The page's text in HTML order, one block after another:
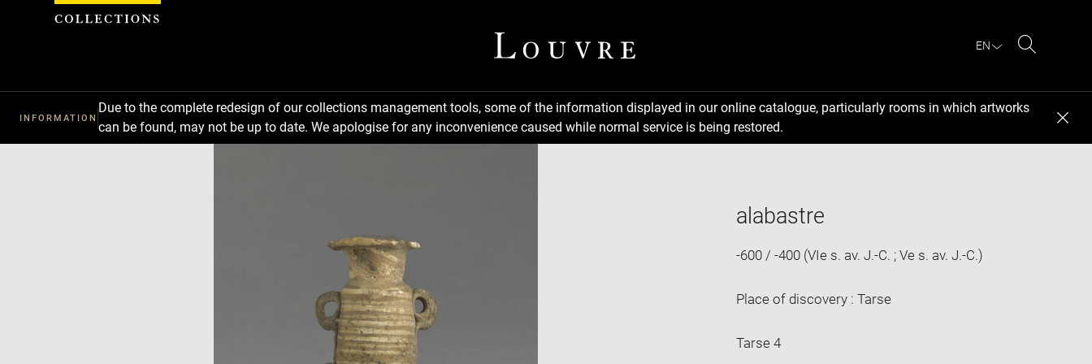
EN
INFORMATION
Due to the complete redesign of our collections management tools, some of the information displayed in our online catalogue, particularly rooms in which artworks
can be found, may not be up to date. We apologise for any inconvenience caused while normal service is being restored.
alabastre
-600 / -400 (VIe s. av. J.-C. ; Ve s. av. J.-C.)
Place of discovery : Tarse
Tarse 4
Cookies management panel